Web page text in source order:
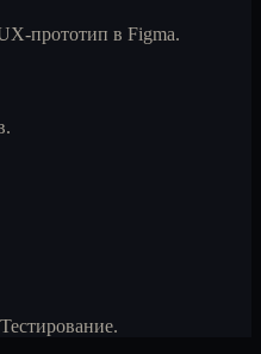
прототип в Figma.